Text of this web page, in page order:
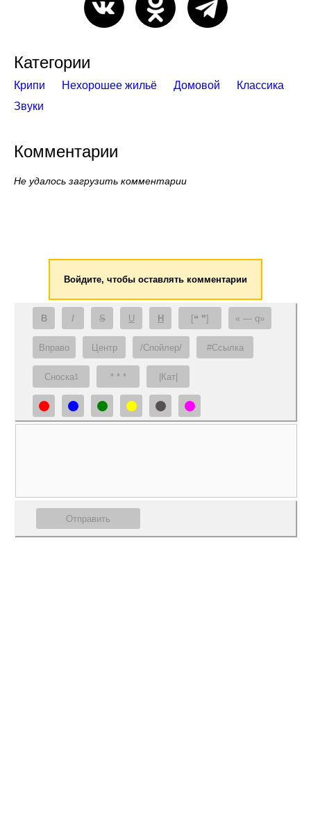
Категории
Крипи Нехорошее жильё Домовой
Классика
Звуки
Комментарии
Не удалось загрузить комментарии
Войдите, чтобы оставлять комментарии
B I S U H [❝ ❞] — q
Вправо Центр /Спойлер/ #Ссылка
Сноска1 * * * |Кат|